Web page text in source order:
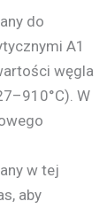
do
A1
węgla
W
w tej
aby